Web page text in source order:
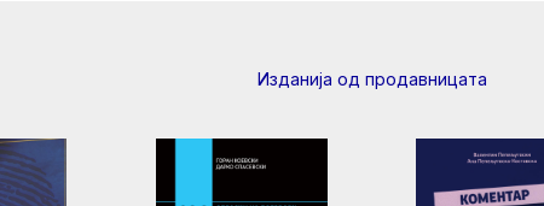
Изданија од продавницата